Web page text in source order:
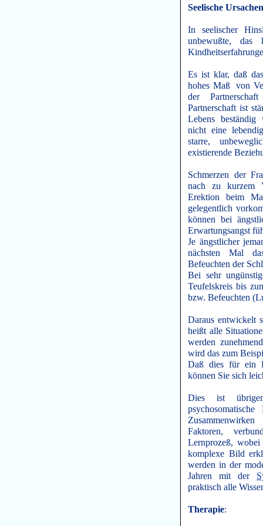
Seelische
In seelischer
unbewußte, das
Es ist klar, daß
hohes Maß von
der
Partnerschaft ist
Lebens beständig
nicht eine
starre,
existierende
Schmerzen der
nach zu kurzem
Erektion beim
gelegentlich
können bei
Erwartungsangst
Je ängstlicher
nächsten Mal
Befeuchten der
Bei sehr
Teufelskreis bis
bzw. Befeuchten
Daraus entwickelt
heißt alle
werden
wird das zum
Daß dies für ein
können Sie sich
Dies ist
Faktoren,
Lernprozeß,
komplexe Bild
werden in der
Jahren mit der
praktisch alle
Therapie: